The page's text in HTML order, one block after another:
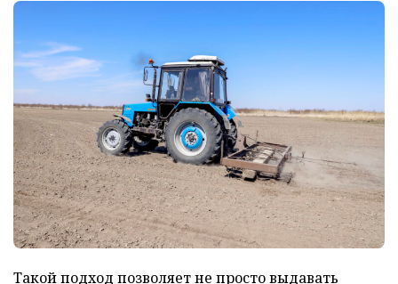
Такой подход позволяет не просто выдавать